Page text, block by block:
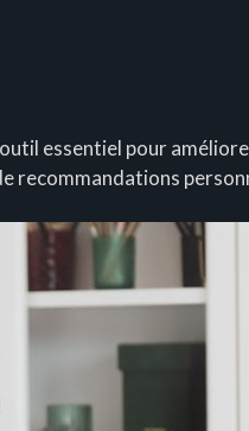
essentiel pour
recommandations